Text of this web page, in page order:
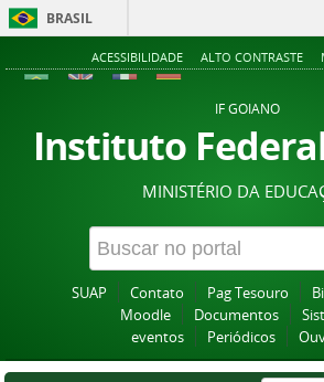
BRASIL
ACESSIBILIDADE ALTO CONTRASTE
IF GOIANO
Instituto
MINISTÉRIO DA
SUAP Contato Pag Tesouro
Moodle
Documentos
eventos
Periódicos